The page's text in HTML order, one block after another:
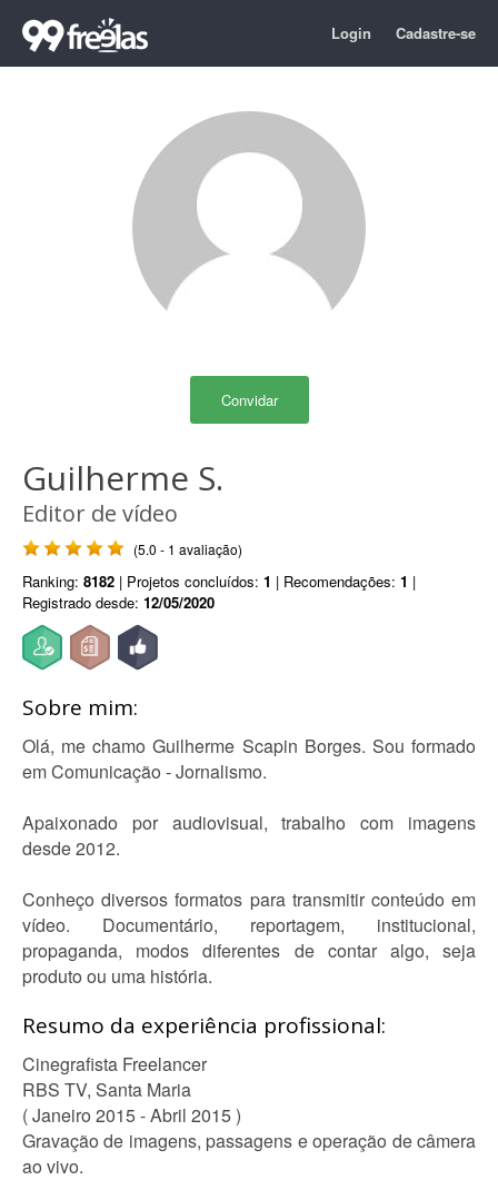
Login Cadastre-se
Convidar
Guilherme S.
Editor de vídeo
(5.0 - 1 avaliação)
Ranking: 8182 | Projetos concluídos: 1 | Recomendações: 1 |
Registrado desde: 12/05/2020
Sobre mim:
Olá, me chamo Guilherme Scapin Borges. Sou formado
em Comunicação - Jornalismo.
Apaixonado por audiovisual, trabalho com imagens
desde 2012.
Conheço diversos formatos para transmitir conteúdo em
vídeo. Documentário, reportagem, institucional,
propaganda, modos diferentes de contar algo, seja
produto ou uma história.
Resumo da experiência profissional:
Cinegrafista Freelancer
RBS TV, Santa Maria
( Janeiro 2015 - Abril 2015 )
Gravação de imagens, passagens e operação de câmera
ao vivo.